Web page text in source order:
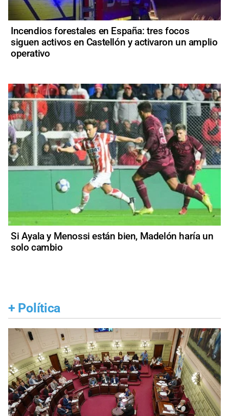
Incendios forestales en España: tres focos
siguen activos en Castellón y activaron un amplio
operativo
Si Ayala y Menossi están bien, Madelón haría un
solo cambio
+ Política